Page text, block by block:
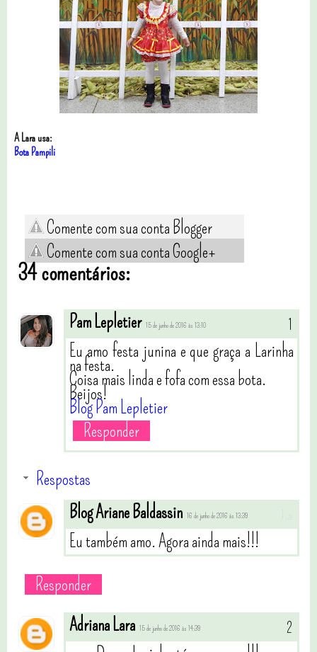
A Lara usa:
Bota Pampili
Comente com sua conta Blogger
Comente com sua conta Google+
34 comentários:
Pam Lepletier 15 de junho de 2016 às 13:10
Eu amo festa junina e que graça a Larinha
na festa.
Coisa mais linda e fofa com essa bota.
Beijos!
Blog Pam Lepletier
Responder
Respostas
Blog Ariane Baldassin 16 de junho de 2016 às 13:39
Eu também amo. Agora ainda mais!!!
Responder
Adriana Lara 15 de junho de 2016 às 14:39